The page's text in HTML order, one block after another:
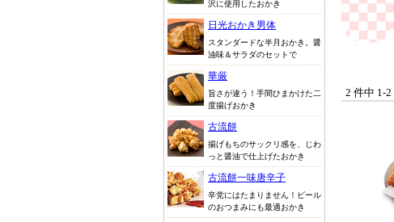
沢に使用したおかき
日光おかき男体
スタンダードな半月おかき。醤
油味＆サラダのセットで
華厳
旨さが違う！手間ひまかけた二
度揚げおかき
古流餅
揚げもちのサックリ感を、じわ
っと醤油で仕上げたおかき
古流餅一味唐辛子
辛党にはたまりません！ビール
のおつまみにも最適おかき
2 件中 1-